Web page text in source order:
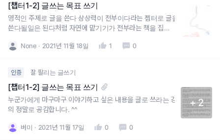
[챕터1-2] 글쓰는 목표 쓰기
영적인 주제로 글을 쓴다 상상력이 전부이다라는 쳅터로 글을
쓴다될일은 된다처럼 자연에 맡기기가 전부라는 책을 집필한
None 2021년 11월 18일 1 0
인증 잘 팔리는 글쓰기
[챕터1-2] 글쓰는 목표 쓰기
누군가에게 마구마구 이야기하고 싶은 내용을 글로 쓰라는 강
의 정말로 공감합니다. ^^
+ 2
버미 2021년 11월 17일 0 0